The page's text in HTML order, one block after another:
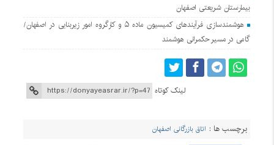
بیمارستان شریعتی اصفهان
هوشمندسازی فرآیندهای کمیسیون ماده ۵ و کارگروه امور زیربنایی در اصفهان/
گامی در مسیر حکمرانی هوشمند
لینک کوتاه
برچسب ها : اتاق بازرگانی اصفهان